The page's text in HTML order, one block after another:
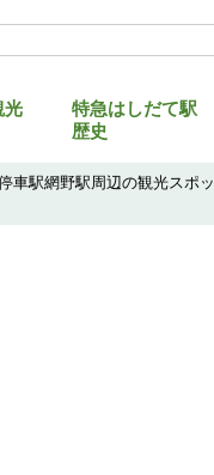
光
特急はしだて駅
歴史
車駅網野駅周辺の観光スポッ